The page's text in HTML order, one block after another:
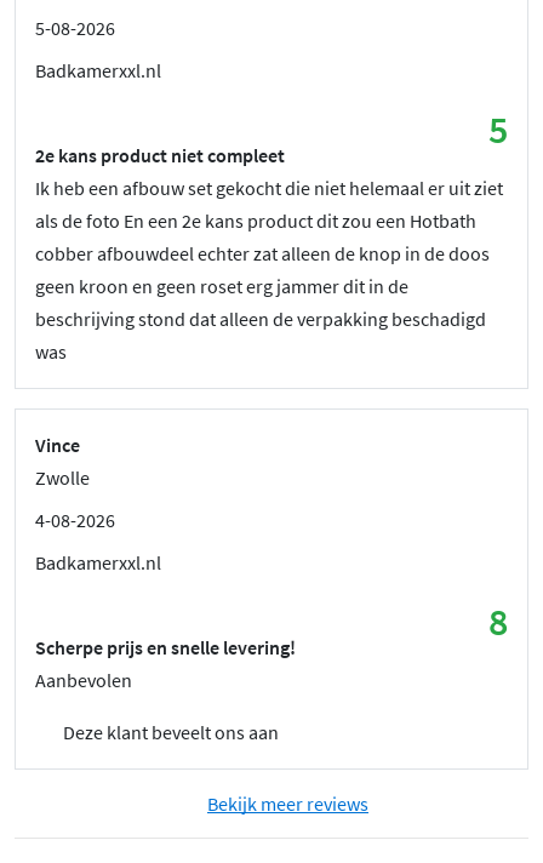
5-08-2026
Badkamerxxl.nl
5
2e kans product niet compleet
Ik heb een afbouw set gekocht die niet helemaal er uit ziet
als de foto En een 2e kans product dit zou een Hotbath
cobber afbouwdeel echter zat alleen de knop in de doos
geen kroon en geen roset erg jammer dit in de
beschrijving stond dat alleen de verpakking beschadigd
was
Vince
Zwolle
4-08-2026
Badkamerxxl.nl
8
Scherpe prijs en snelle levering!
Aanbevolen
Deze klant beveelt ons aan
Bekijk meer reviews